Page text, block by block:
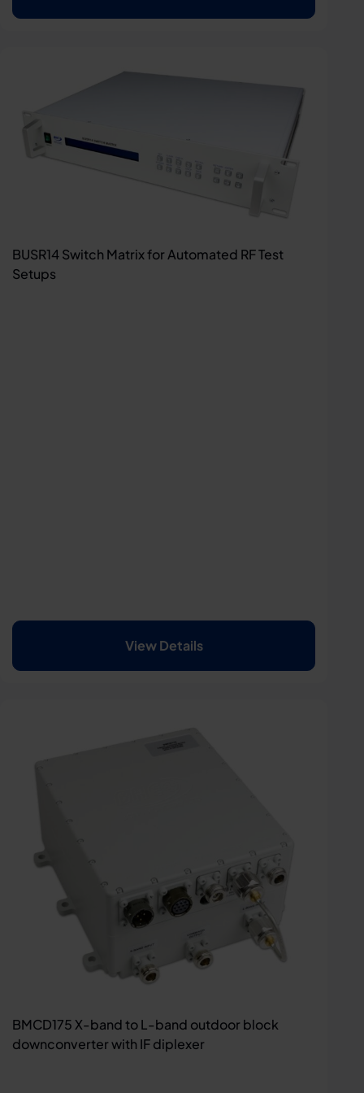
BUSR14 Switch Matrix for Automated RF Test
Setups
View Details
BMCD175 X-band to L-band outdoor block
downconverter with IF diplexer